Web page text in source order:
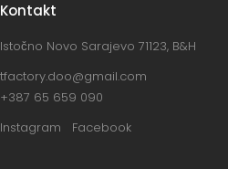
Kontakt
Istočno Novo Sarajevo 71123, B&H
tfactory.doo@gmail.com
+387 65 659 090
Instagram Facebook